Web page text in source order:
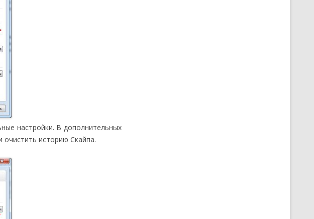
настройки. В дополнительных
очистить историю Скайпа.